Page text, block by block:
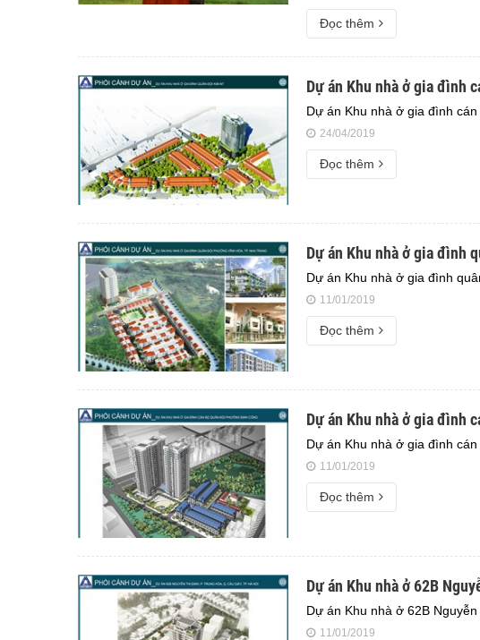
Đọc thêm
Dự án Khu nhà ở gia đình
Dự án Khu nhà ở gia đình
24/04/2019
Đọc thêm
Dự án Khu nhà ở gia đình
Dự án Khu nhà ở gia đình
11/01/2019
Đọc thêm
Dự án Khu nhà ở gia đình
Dự án Khu nhà ở gia đình
11/01/2019
Đọc thêm
Dự án Khu nhà ở 62B
Dự án Khu nhà ở 62B
11/01/2019